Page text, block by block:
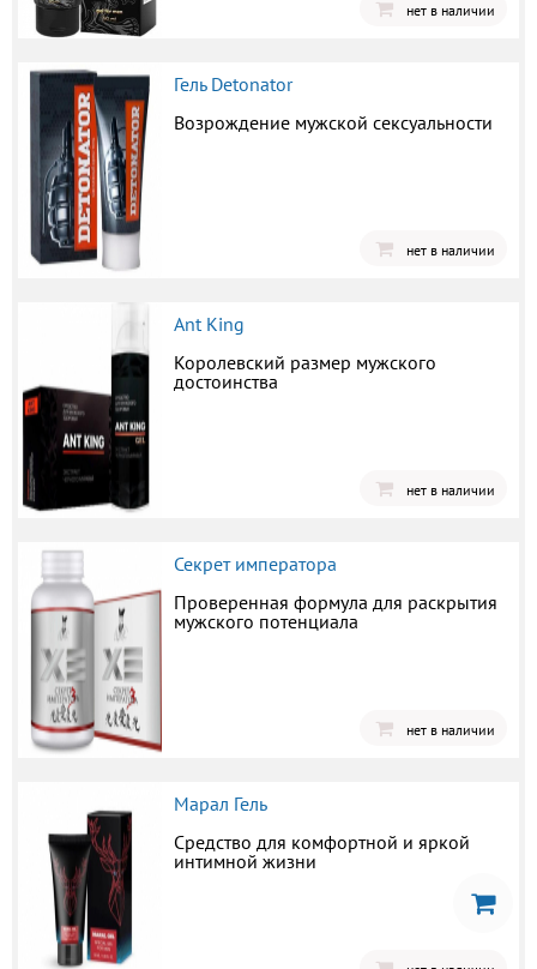
нет в наличии
Гель Detonator
Возрождение мужской сексуальности
нет в наличии
Ant King
Королевский размер мужского
достоинства
нет в наличии
Секрет императора
Проверенная формула для раскрытия
мужского потенциала
нет в наличии
Марал Гель
Средство для комфортной и яркой
интимной жизни